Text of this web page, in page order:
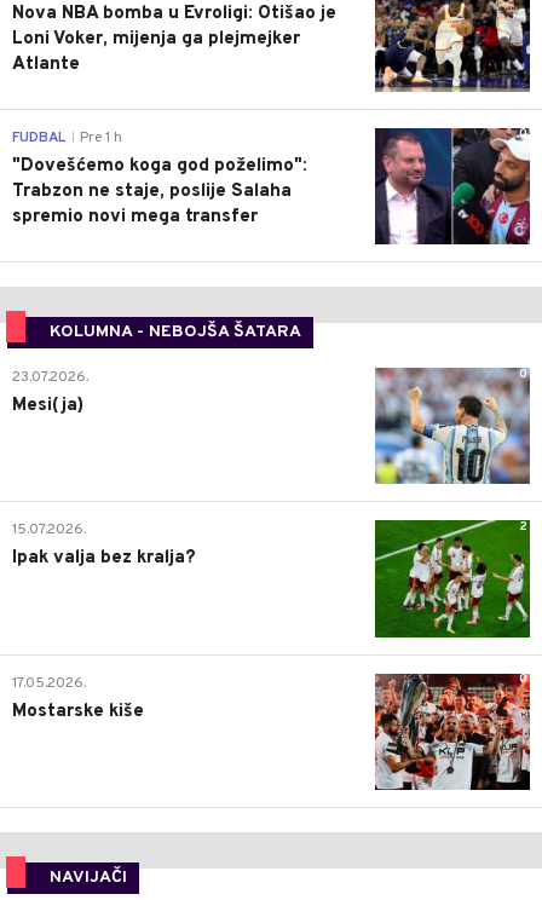
Nova NBA bomba u Evroligi: Otišao je
Loni Voker, mijenja ga plejmejker
Atlante
0
FUDBAL Pre 1 h
"Dovešćemo koga god poželimo":
Trabzon ne staje, poslije Salaha
spremio novi mega transfer
KOLUMNA - NEBOJŠA ŠATARA
0
23.07.2026.
Mesi(ja)
2
15.07.2026.
Ipak valja bez kralja?
0
17.05.2026.
Mostarske kiše
NAVIJAČI